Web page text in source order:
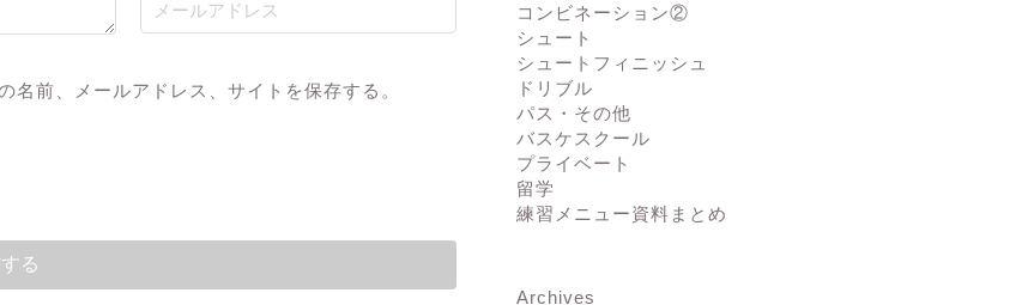
前、メールアドレス、サイトを保存する。
コンビネーション②
シュート
シュートフィニッシュ
ドリブル
パス・その他
バスケスクール
プライベート
留学
練習メニュー資料まとめ
Archives